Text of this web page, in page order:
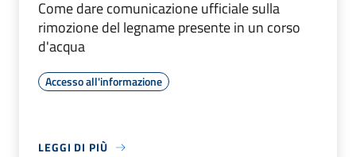
Come dare comunicazione ufficiale sulla
rimozione del legname presente in un corso
d'acqua
Accesso all'informazione
LEGGI DI PIÙ